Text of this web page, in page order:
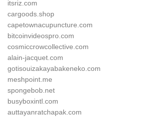
itsriz.com
cargoods.shop
capetownacupuncture.com
bitcoinvideospro.com
cosmiccrowcollective.com
alain-jacquet.com
gotisouizakayabakeneko.com
meshpoint.me
spongebob.net
busyboxintl.com
auttayanratchapak.com